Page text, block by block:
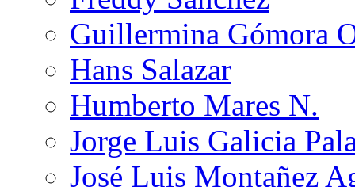
Guillermina Gómora
Hans Salazar
Humberto Mares N.
Jorge Luis Galicia
José Luis Montañez